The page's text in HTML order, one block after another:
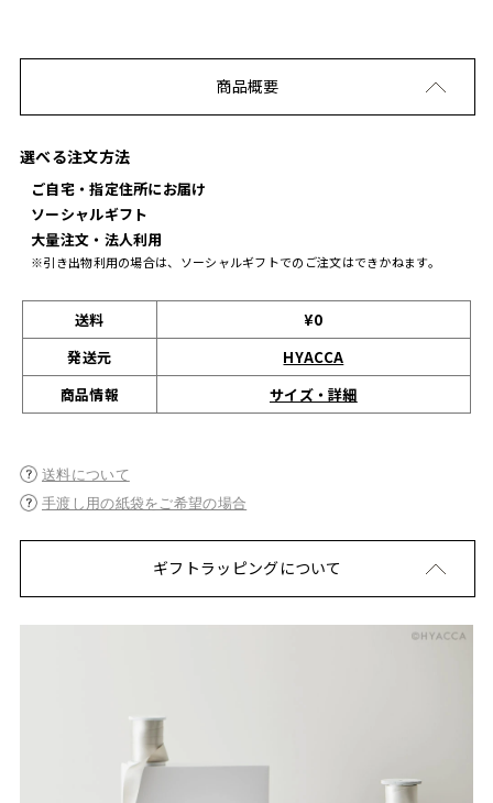
商品概要
選べる注文方法
ご自宅・指定住所にお届け
ソーシャルギフト
大量注文・法人利用
※引き出物利用の場合は、ソーシャルギフトでのご注文はできかねます。
送料
¥0
発送元
HYACCA
商品情報
サイズ・詳細
送料について
手渡し用の紙袋をご希望の場合
ギフトラッピングについて